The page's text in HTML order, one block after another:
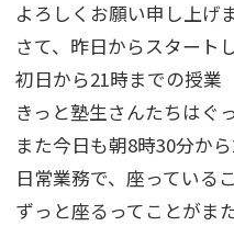
よろしくお願い申し上げ
さて、昨日からスタート
初日から21時までの授業
きっと塾生さんたちはぐ
また今日も朝8時30分か
日常業務で、座っている
ずっと座るってことがま